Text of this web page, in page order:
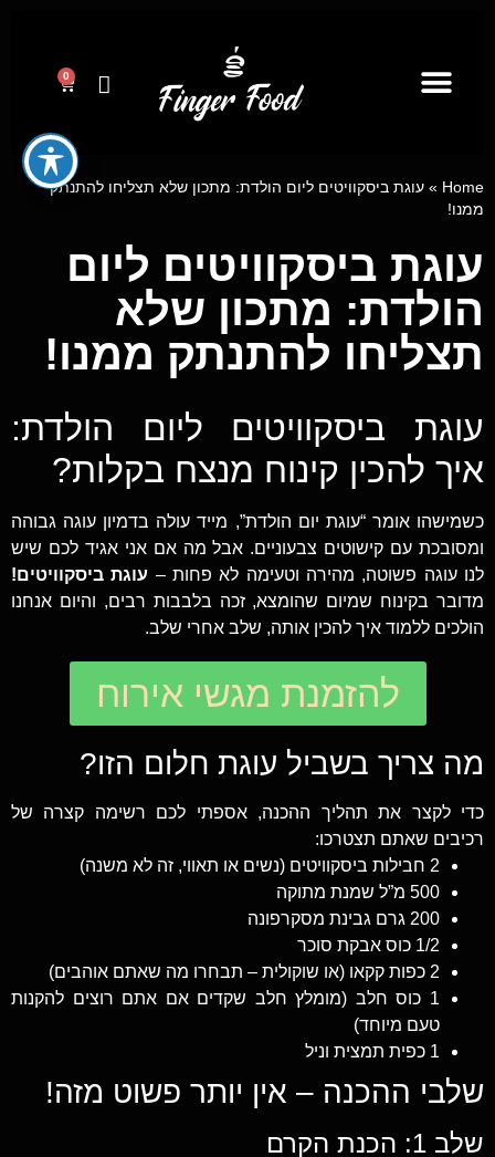
0
Home
» עוגת ביסקוויטים ליום הולדת: מתכון שלא תצליחו להתנתק
ממנו!
עוגת ביסקוויטים ליום
הולדת: מתכון שלא
תצליחו להתנתק ממנו!
עוגת ביסקוויטים ליום הולדת:
איך להכין קינוח מנצח בקלות?
כשמישהו אומר “עוגת יום הולדת”, מייד עולה בדמיון עוגה גבוהה
ומסובכת עם קישוטים צבעוניים. אבל מה אם אני אגיד לכם שיש
לנו עוגה פשוטה, מהירה וטעימה לא פחות – עוגת ביסקוויטים!
מדובר בקינוח שמיום שהומצא, זכה בלבבות רבים, והיום אנחנו
הולכים ללמוד איך להכין אותה, שלב אחרי שלב.
להזמנת מגשי אירוח
מה צריך בשביל עוגת חלום הזו?
כדי לקצר את תהליך ההכנה, אספתי לכם רשימה קצרה של
רכיבים שאתם תצטרכו:
2 חבילות ביסקוויטים (נשים או תאווי, זה לא משנה)
500 מ”ל שמנת מתוקה
200 גרם גבינת מסקרפונה
1/2 כוס אבקת סוכר
2 כפות קקאו (או שוקולית – תבחרו מה שאתם אוהבים)
1 כוס חלב (מומלץ חלב שקדים אם אתם רוצים להקנות
טעם מיוחד)
1 כפית תמצית וניל
שלבי ההכנה – אין יותר פשוט מזה!
שלב 1: הכנת הקרם